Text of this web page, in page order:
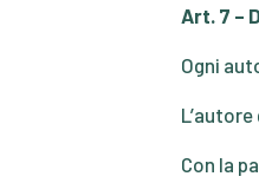
Art. 7 –
Ogni
Con la